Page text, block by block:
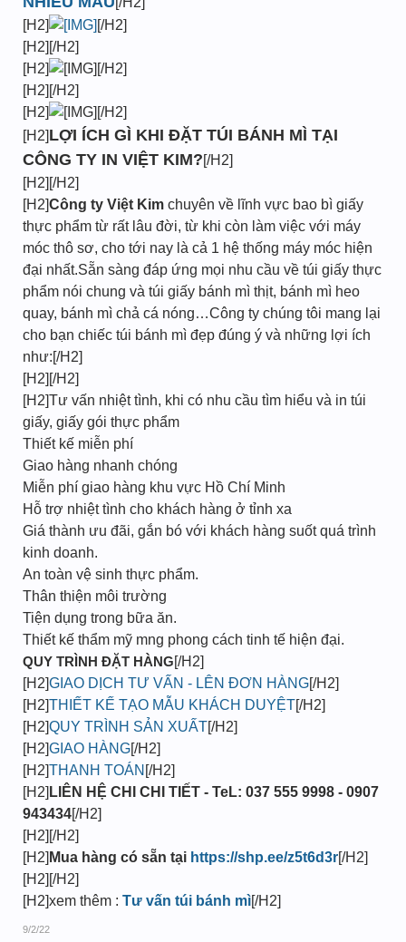
[H2]
[/H2]
[H2][/H2]
[H2]
[/H2]
[H2][/H2]
[H2]
[/H2]
[H2]LỢI ÍCH GÌ KHI ĐẶT TÚI BÁNH MÌ TẠI
CÔNG TY IN VIỆT KIM?[/H2]
[H2][/H2]
[H2]Công ty Việt Kim chuyên về lĩnh vực bao bì giấy
thực phẩm từ rất lâu đời, từ khi còn làm việc với máy
móc thô sơ, cho tới nay là cả 1 hệ thống máy móc hiện
đại nhất.Sẵn sàng đáp ứng mọi nhu cầu về túi giấy thực
phẩm nói chung và túi giấy bánh mì thịt, bánh mì heo
quay, bánh mì chả cá nóng…Công ty chúng tôi mang lại
cho bạn chiếc túi bánh mì đẹp đúng ý và những lợi ích
như:[/H2]
[H2][/H2]
[H2]Tư vấn nhiệt tình, khi có nhu cầu tìm hiểu và in túi
giấy, giấy gói thực phẩm
Thiết kế miễn phí
Giao hàng nhanh chóng
Miễn phí giao hàng khu vực Hồ Chí Minh
Hỗ trợ nhiệt tình cho khách hàng ở tỉnh xa
Giá thành ưu đãi, gắn bó với khách hàng suốt quá trình
kinh doanh.
An toàn vệ sinh thực phẩm.
Thân thiện môi trường
Tiện dụng trong bữa ăn.
Thiết kế thẩm mỹ mng phong cách tinh tế hiện đại.
QUY TRÌNH ĐẶT HÀNG[/H2]
[H2]GIAO DỊCH TƯ VẤN - LÊN ĐƠN HÀNG[/H2]
[H2]THIẾT KẾ TẠO MẪU KHÁCH DUYỆT[/H2]
[H2]QUY TRÌNH SẢN XUẤT[/H2]
[H2]GIAO HÀNG[/H2]
[H2]THANH TOÁN [/H2]
[H2] LIÊN HỆ CHI CHI TIẾT - TeL: 037 555 9998 - 0907
943434[/H2]
[H2][/H2]
[H2] Mua hàng có sẵn tại https://shp.ee/z5t6d3r[/H2]
[H2][/H2]
[H2]xem thêm : Tư vấn túi bánh mì[/H2]
9/2/22